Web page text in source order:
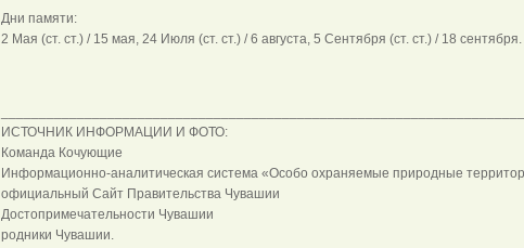
Дни памяти:
2 Мая (ст. ст.) / 15 мая, 24 Июля (ст. ст.) / 6 августа, 5 Сентября (ст. ст.) / 18 сентября.
ИСТОЧНИК ИНФОРМАЦИИ И ФОТО:
Команда Кочующие
Информационно-аналитическая система «Особо охраняемые природные
официальный Сайт Правительства Чувашии
Достопримечательности Чувашии
родники Чувашии.